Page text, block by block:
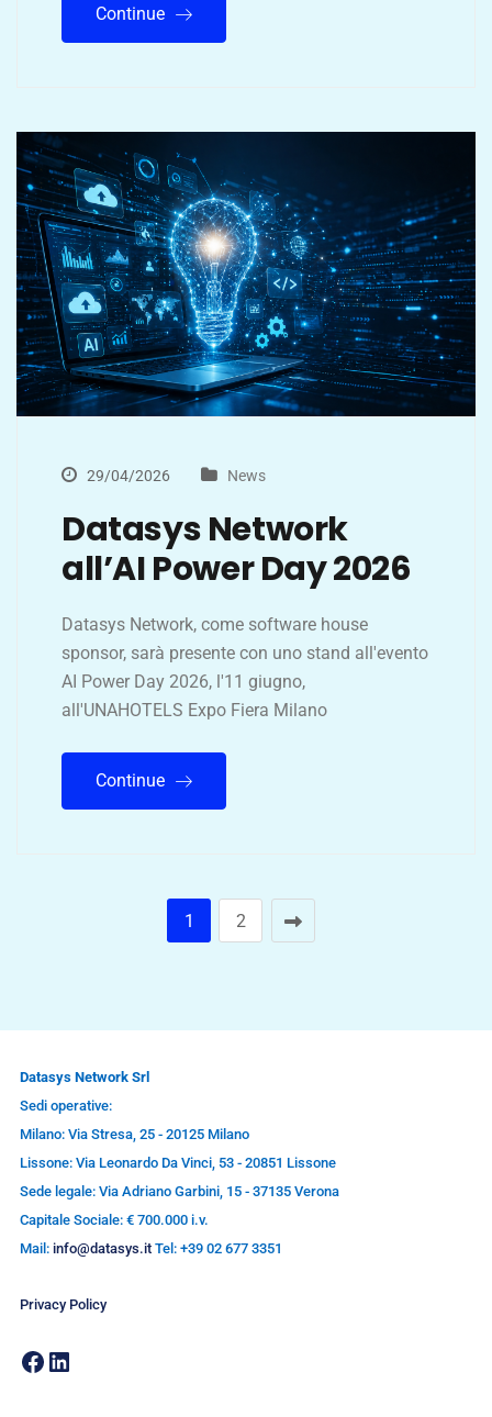
Continue
29/04/2026 News
Datasys Network
all’AI Power Day 2026
Datasys Network, come software house
sponsor, sarà presente con uno stand all'evento
AI Power Day 2026, l'11 giugno,
all'UNAHOTELS Expo Fiera Milano
Continue
1 2
Datasys Network Srl
Sedi operative:
Milano: Via Stresa, 25 - 20125 Milano
Lissone: Via Leonardo Da Vinci, 53 - 20851 Lissone
Sede legale: Via Adriano Garbini, 15 - 37135 Verona
Capitale Sociale: € 700.000 i.v.
Mail: info@datasys.it Tel: +39 02 677 3351
Privacy Policy